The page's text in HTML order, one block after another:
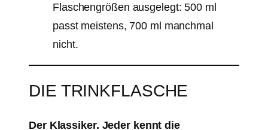
Flaschengrößen ausgelegt: 500 ml
passt meistens, 700 ml manchmal
nicht.
DIE TRINKFLASCHE
Der Klassiker. Jeder kennt die